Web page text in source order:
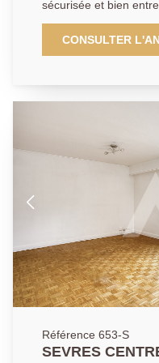
sécurisée et bien
comprenant entrée,
une grande chambre
ou chambre d'enfants,
CONSULTER
Référence 653-S
SEVRES